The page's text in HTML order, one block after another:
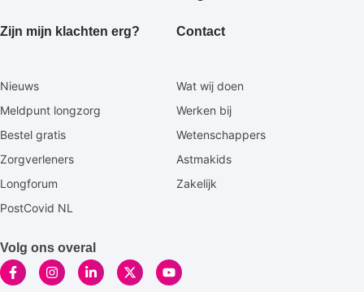
Zijn mijn klachten erg? Contact
Secundaire
Nieuws
Wat wij doen
Meldpunt longzorg
Werken bij
Bestel gratis
Wetenschappers
Zorgverleners
Astmakids
Longforum
Zakelijk
PostCovid NL
Volg ons overal